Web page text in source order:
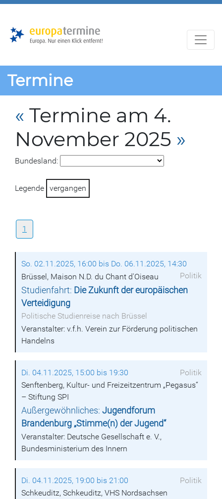
Termine
« Termine am 4.
November 2025 »
Bundesland:
Legende vergangen
1
So. 02.11.2025, 16:00 bis Do. 06.11.2025, 14:30
Politik
Brüssel, Maison N.D. du Chant d'Oiseau
Studienfahrt: Die Zukunft der europäischen
Verteidigung
Politische Studienreise nach Brüssel
Veranstalter: v.f.h. Verein zur Förderung politischen
Handelns
Di. 04.11.2025, 15:00 bis 19:30
Politik
Senftenberg, Kultur- und Freizeitzentrum „Pegasus“
– Stiftung SPI
Außergewöhnliches:Jugendforum
Brandenburg „Stimme(n) der Jugend“
Veranstalter: Deutsche Gesellschaft e. V.,
Bundesministerium des Innern
Di. 04.11.2025, 19:00 bis 21:00
Politik
Schkeuditz, Schkeuditz, VHS Nordsachsen